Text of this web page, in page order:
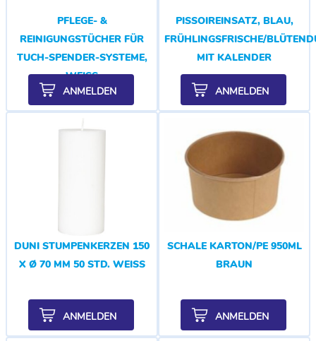
PFLEGE- &
REINIGUNGSTÜCHER FÜR
TUCH-SPENDER-SYSTEME,
WEISS
ANMELDEN
PISSOIREINSATZ, BLAU,
FRÜHLINGSFRISCHE/
MIT KALENDER
ANMELDEN
DUNI STUMPENKERZEN 150
X Ø 70 MM 50 STD. WEISS
ANMELDEN
SCHALE KARTON/PE 950ML
BRAUN
ANMELDEN